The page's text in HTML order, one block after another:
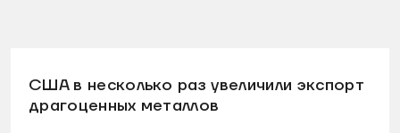
США в несколько раз увеличили экспорт
драгоценных металлов